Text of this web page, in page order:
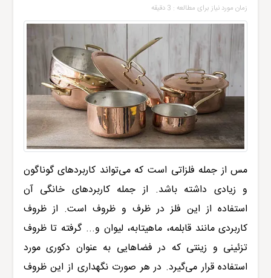
زمان مورد نیاز برای مطالعه : 3 دقیقه
مس از جمله فلزاتی است که می‌تواند کاربردهای گوناگون
و زیادی داشته باشد. از جمله کاربردهای خانگی آن
استفاده از این فلز در ظرف و ظروف است. از ظروف
کاربردی مانند قابلمه، ماهیتابه، لیوان و... گرفته تا ظروف
تزئینی و زینتی که در فضاهایی به عنوان دکوری مورد
استفاده قرار می‌گیرد. در هر صورت نگهداری از این ظروف